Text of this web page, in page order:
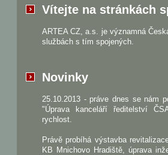
Vítejte na stránkách
ARTEA CZ, a.s. je významná
službách s tím spojených.
Novinky
25.10.2013 - práve dnes se nám
"Úprava kanceláří ředitelství
rychlost.
Právě probíhá výstavba
KB Mnichovo Hradiště, úprava